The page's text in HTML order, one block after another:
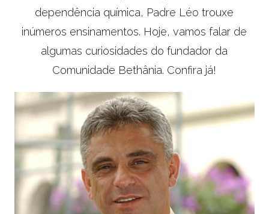
dependência química, Padre Léo trouxe
inúmeros ensinamentos. Hoje, vamos falar de
algumas curiosidades do fundador da
Comunidade Bethânia. Confira já!